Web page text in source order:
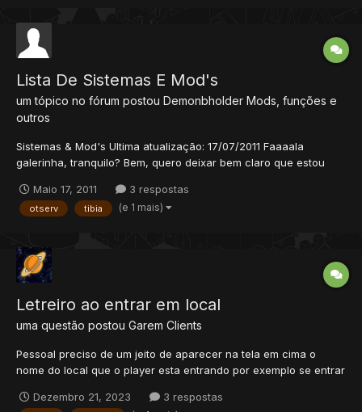
Lista De Sistemas E Mod's
um tópico no fórum postou Demonbholder Mods, funções e
outros
Sistemas & Mod's Ultima atualização: 17/07/2011 Faaaala
galerinha, tranquilo? Bem, quero deixar bem claro que estou
sistemas e depois fique difícil de faze-la. Aqui você vai
encontrar os atuais sistemas e mod's e com seus re...
Maio 17, 2011 3 respostas
otserv tibia (e 1 mais)
Letreiro ao entrar em local
uma questão postou Garem Clients
Pessoal preciso de um jeito de aparecer na tela em cima o
nome do local que o player esta entrando por exemplo se entrar
Dezembro 21, 2023
3 respostas